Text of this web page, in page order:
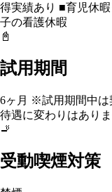
得実績あり ■育児休
子の看護休暇
📓
試用期間
6ヶ月 ※試用期間中は
待遇に変わりはありま
🚬
受動喫煙対策